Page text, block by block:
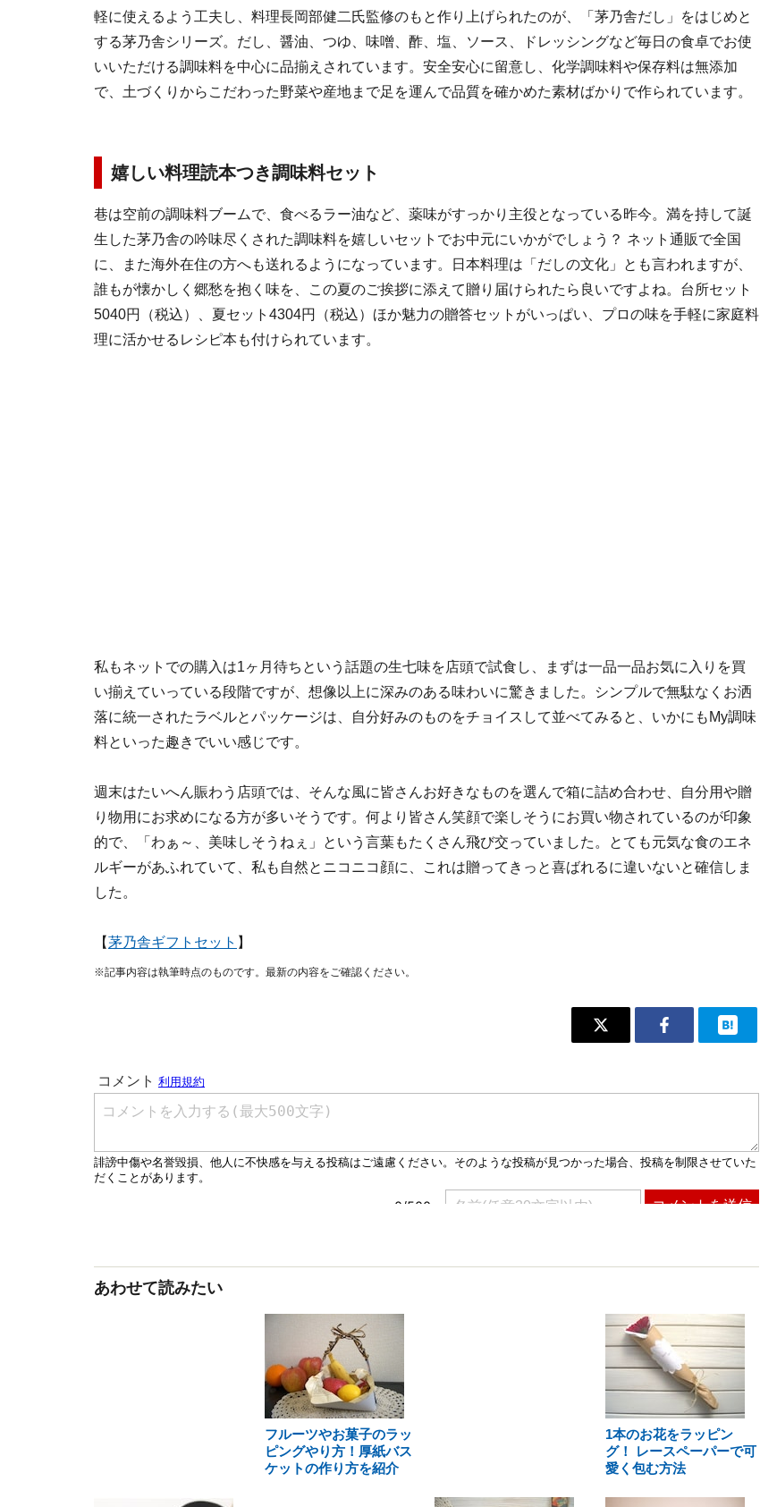
軽に使えるよう工夫し、料理長岡部健二氏監修のもと作り上げられたのが、「茅乃舎だし」をはじめと
する茅乃舎シリーズ。だし、醤油、つゆ、味噌、酢、塩、ソース、ドレッシングなど毎日の食卓でお使
いいただける調味料を中心に品揃えされています。安全安心に留意し、化学調味料や保存料は無添加
で、土づくりからこだわった野菜や産地まで足を運んで品質を確かめた素材ばかりで作られています。
嬉しい料理読本つき調味料セット
巷は空前の調味料ブームで、食べるラー油など、薬味がすっかり主役となっている昨今。満を持して誕
生した茅乃舎の吟味尽くされた調味料を嬉しいセットでお中元にいかがでしょう？ ネット通販で全国
に、また海外在住の方へも送れるようになっています。日本料理は「だしの文化」とも言われますが、
誰もが懐かしく郷愁を抱く味を、この夏のご挨拶に添えて贈り届けられたら良いですよね。台所セット
5040円（税込）、夏セット4304円（税込）ほか魅力の贈答セットがいっぱい、プロの味を手軽に家庭料
理に活かせるレシピ本も付けられています。
私もネットでの購入は1ヶ月待ちという話題の生七味を店頭で試食し、まずは一品一品お気に入りを買
い揃えていっている段階ですが、想像以上に深みのある味わいに驚きました。シンプルで無駄なくお洒
落に統一されたラベルとパッケージは、自分好みのものをチョイスして並べてみると、いかにもMy調味
料といった趣きでいい感じです。
週末はたいへん賑わう店頭では、そんな風に皆さんお好きなものを選んで箱に詰め合わせ、自分用や贈
り物用にお求めになる方が多いそうです。何より皆さん笑顔で楽しそうにお買い物されているのが印象
的で、「わぁ～、美味しそうねぇ」という言葉もたくさん飛び交っていました。とても元気な食のエネ
ルギーがあふれていて、私も自然とニコニコ顔に、これは贈ってきっと喜ばれるに違いないと確信しま
した。
【茅乃舎ギフトセット 】
※記事内容は執筆時点のものです。最新の内容をご確認ください。
あわせて読みたい
フルーツやお菓子のラッ
ピングやり方！厚紙バス
ケットの作り方を紹介
1本のお花をラッピン
グ！ レースペーパーで可
愛く包む方法